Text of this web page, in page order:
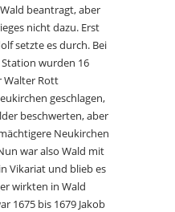
beantragt, aber
nicht dazu. Erst
setzte es durch. Bei
wurden 16
Walter Rott
geschlagen,
beschwerten, aber
Neukirchen
war also Wald mit
Vikariat und blieb es
wirkten in Wald
1675 bis 1679 Jakob